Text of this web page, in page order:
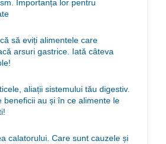
Importanța lor pentru
să eviți alimentele care
arsuri gastrice. Iată câteva
aliații sistemului tău digestiv.
beneficii au și în ce alimente le
calatorului. Care sunt cauzele și